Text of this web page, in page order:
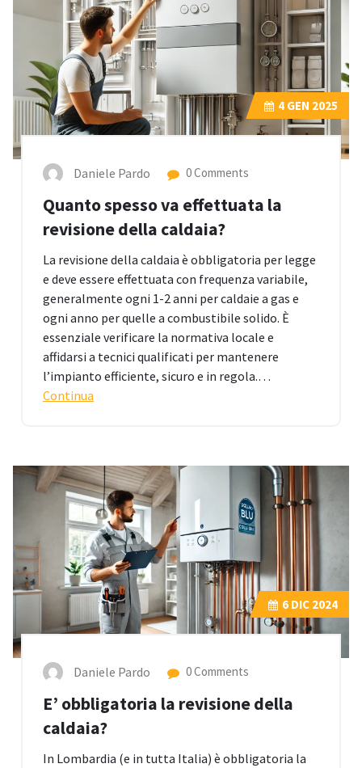
4 GEN 2025
Daniele Pardo 0 Comments
Quanto spesso va effettuata la
revisione della caldaia?
La revisione della caldaia è obbligatoria per legge
e deve essere effettuata con frequenza variabile,
generalmente ogni 1-2 anni per caldaie a gas e
ogni anno per quelle a combustibile solido. È
essenziale verificare la normativa locale e
affidarsi a tecnici qualificati per mantenere
l’impianto efficiente, sicuro e in regola.…
Continua
6 DIC 2024
Daniele Pardo 0 Comments
E’ obbligatoria la revisione della
caldaia?
In Lombardia (e in tutta Italia) è obbligatoria la